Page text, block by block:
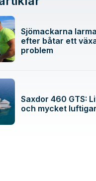
Sjömackarna
efter båtar ett
problem
Saxdor 460 GTS:
och mycket